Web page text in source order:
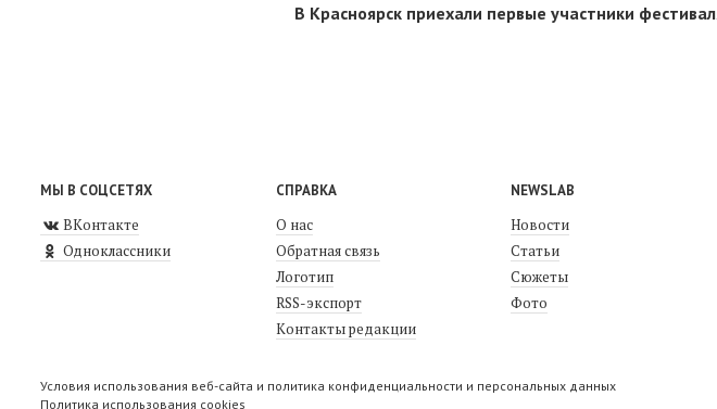
В Красноярск приехали первые участники
МЫ В СОЦСЕТЯХ
ВКонтакте
Одноклассники
СПРАВКА
О нас
Обратная связь
Логотип
RSS-экспорт
Контакты редакции
NEWSLAB
Новости
Статьи
Сюжеты
Фото
Условия использования веб-сайта и политика конфиденциальности и персональных данных
Политика использования cookies